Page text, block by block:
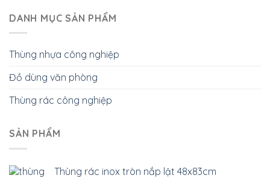
DANH MỤC SẢN PHẨM
Thùng nhựa công nghiệp
Đồ dùng văn phòng
Thùng rác công nghiệp
SẢN PHẨM
Thùng rác inox tròn nắp lật 48x83cm